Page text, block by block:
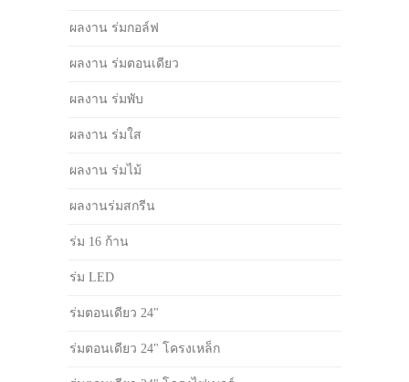
ผลงาน ร่มกอล์ฟ
ผลงาน ร่มตอนเดียว
ผลงาน ร่มพับ
ผลงาน ร่มใส
ผลงาน ร่มไม้
ผลงานร่มสกรีน
ร่ม 16 ก้าน
ร่ม LED
ร่มตอนเดียว 24"
ร่มตอนเดียว 24" โครงเหล็ก